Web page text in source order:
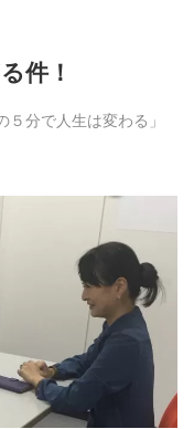
件！
分で人生は変わる」